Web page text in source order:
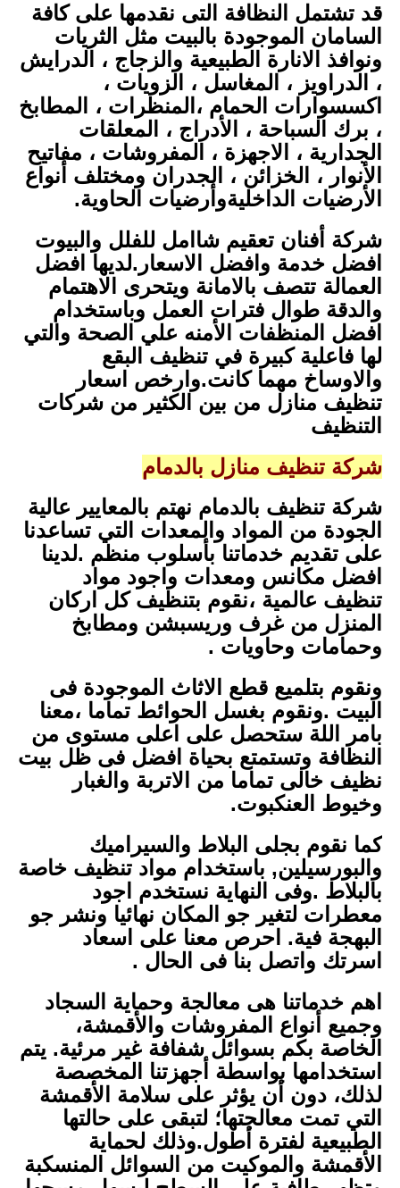
قد تشتمل النظافة التى نقدمها على كافة
السامان الموجودة بالبيت مثل الثريات
ونوافذ الانارة الطبيعية والزجاج ، الدرايش
، الدراويز ، المغاسل ، الزويات ،
اكسسوارات الحمام ،المنظرات ، المطابخ
، برك السباحة ، الأدراج ، المعلقات
الجدارية ، الاجهزة ، المفروشات ، مفاتيح
الأنوار ، الخزائن ، الجدران ومختلف أنواع
الأرضيات الداخليةوأرضيات الحاوية.
شركة أفنان تعقيم شاامل للفلل والبيوت
افضل خدمة وافضل الاسعار.لديها افضل
العمالة تتصف بالامانة ويتحرى الاهتمام
والدقة طوال فترات العمل وباستخدام
افضل المنظفات الأمنه علي الصحة والتي
لها فاعلية كبيرة في تنظيف البقع
والاوساخ مهما كانت.وارخص اسعار
تنظيف منازل من بين الكثير من شركات
التنظيف
شركة تنظيف منازل بالدمام
شركة تنظيف بالدمام نهتم بالمعايير عالية
الجودة من المواد والمعدات التي تساعدنا
على تقديم خدماتنا بأسلوب منظم .لدينا
افضل مكانس ومعدات واجود مواد
تنظيف عالمية ،نقوم بتنظيف كل اركان
المنزل من غرف وريسبشن ومطابخ
وحمامات وحاويات .
ونقوم بتلميع قطع الاثاث الموجودة فى
البيت .ونقوم بغسل الحوائط تماما ،معنا
بامر اللة ستحصل على اعلى مستوى من
النظافة وتستمتع بحياة افضل فى ظل بيت
نظيف خالى تماما من الاتربة والغبار
وخيوط العنكبوت.
كما نقوم بجلى البلاط والسيراميك
والبورسيلين, باستخدام مواد تنظيف خاصة
بالبلاط .وفى النهاية نستخدم اجود
معطرات لتغير جو المكان نهائيا ونشر جو
البهجة فية. احرص معنا على اسعاد
اسرتك واتصل بنا فى الحال .
اهم خدماتنا هى معالجة وحماية السجاد
وجميع أنواع المفروشات والأقمشة،
الخاصة بكم بسوائل شفافة غير مرئية. يتم
استخدامها بواسطة أجهزتنا المخصصة
لذلك، دون أن يؤثر على سلامة الأقمشة
التي تمت معالجتها؛ لتبقى على حالتها
الطبيعية لفترة أطول.وذلك لحماية
الأقمشة والموكيت من السوائل المنسكبة